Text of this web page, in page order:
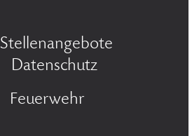
Stellenangebote
Datenschutz
Feuerwehr